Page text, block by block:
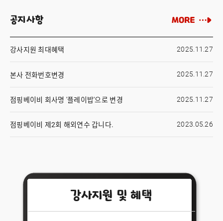
공지사항
강사지원 최대혜택 2025.11.27
본사 전화번호변경 2025.11.27
점핑베이비 회사명 '플레이밥'으로 변경 2025.11.27
점핑베이비 제2회 해외연수 갑니다. 2023.05.26
강사지원 및 혜택